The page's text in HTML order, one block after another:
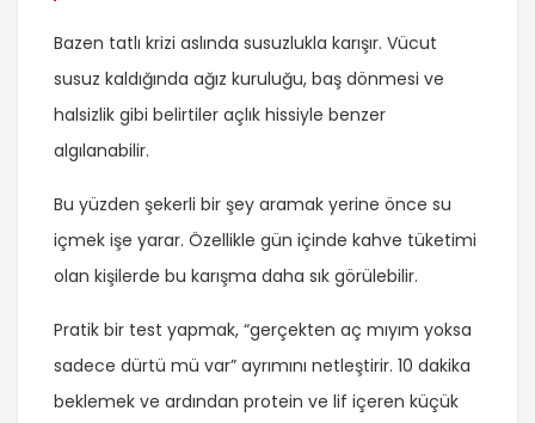
Bazen tatlı krizi aslında susuzlukla karışır. Vücut
susuz kaldığında ağız kuruluğu, baş dönmesi ve
halsizlik gibi belirtiler açlık hissiyle benzer
algılanabilir.
Bu yüzden şekerli bir şey aramak yerine önce su
içmek işe yarar. Özellikle gün içinde kahve tüketimi
olan kişilerde bu karışma daha sık görülebilir.
Pratik bir test yapmak, “gerçekten aç mıyım yoksa
sadece dürtü mü var” ayrımını netleştirir. 10 dakika
beklemek ve ardından protein ve lif içeren küçük